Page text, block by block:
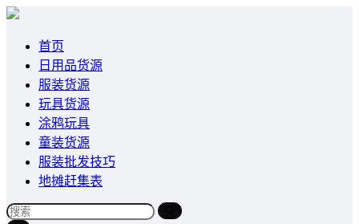
首页
日用品货源
服装货源
玩具货源
涂鸦玩具
童装货源
服装批发技巧
地摊赶集表